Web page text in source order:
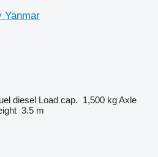
Yanmar
diesel Load cap. 1,500 kgAxle
3.5 m